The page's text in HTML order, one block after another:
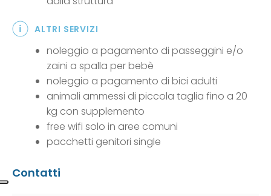
ALTRI SERVIZI
noleggio a pagamento di passeggini e/o
zaini a spalla per bebè
noleggio a pagamento di bici adulti
animali ammessi di piccola taglia fino a 20
kg con supplemento
free wifi solo in aree comuni
pacchetti genitori single
Contatti